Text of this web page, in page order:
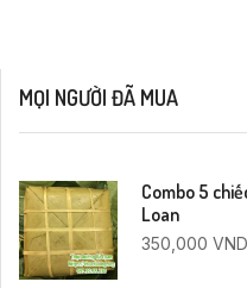
MỌI NGƯỜI ĐÃ MUA
Combo 5
Loan
350,000VND